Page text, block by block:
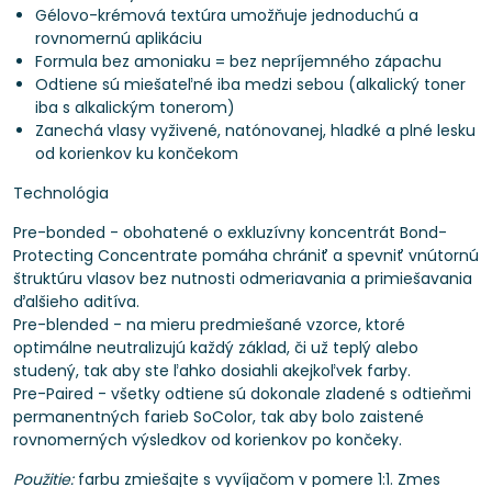
Gélovo-krémová textúra umožňuje jednoduchú a
rovnomernú aplikáciu
Formula bez amoniaku = bez nepríjemného zápachu
Odtiene sú miešateľné iba medzi sebou (alkalický toner
iba s alkalickým tonerom)
Zanechá vlasy vyživené, natónovanej, hladké a plné lesku
od korienkov ku končekom
Technológia
Pre-bonded - obohatené o exkluzívny koncentrát Bond-
Protecting Concentrate pomáha chrániť a spevniť vnútornú
štruktúru vlasov bez nutnosti odmeriavania a primiešavania
ďalšieho aditíva.
Pre-blended - na mieru predmiešané vzorce, ktoré
optimálne neutralizujú každý základ, či už teplý alebo
studený, tak aby ste ľahko dosiahli akejkoľvek farby.
Pre-Paired - všetky odtiene sú dokonale zladené s odtieňmi
permanentných farieb SoColor, tak aby bolo zaistené
rovnomerných výsledkov od korienkov po končeky.
Použitie:farbu zmiešajte s vyvíjačom v pomere 1:1. Zmes